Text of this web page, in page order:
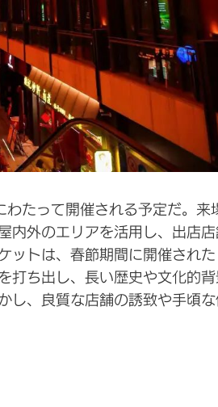
たって開催される予定だ。来
内外のエリアを活用し、出店
ットは、春節期間に開催され
ち出し、長い歴史や文化的
し、良質な店舗の誘致や手頃